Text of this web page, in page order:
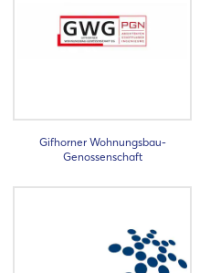
Gifhorner Wohnungsbau-
Genossenschaft